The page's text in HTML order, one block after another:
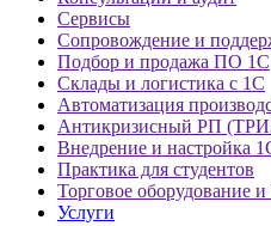
Сервисы
Сопровождение и
Подбор и продажа ПО 1С
Склады и логистика с 1С
Автоматизация
Антикризисный РП
Внедрение и настройка
Практика для студентов
Торговое оборудование
Услуги